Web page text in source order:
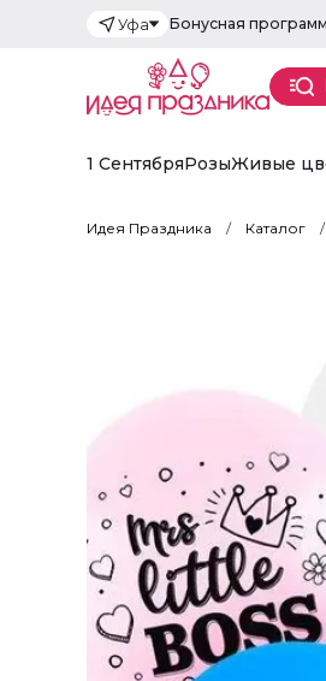
Уфа Бонусная
1 СентябряРозыЖивые
Идея Праздника Каталог